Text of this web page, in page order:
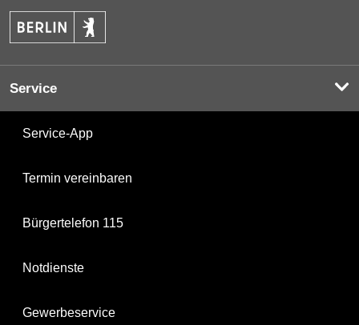
Service
Service-App
Termin vereinbaren
Bürgertelefon 115
Notdienste
Gewerbeservice